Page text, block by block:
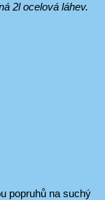
2l ocelová láhev.
popruhů na suchý